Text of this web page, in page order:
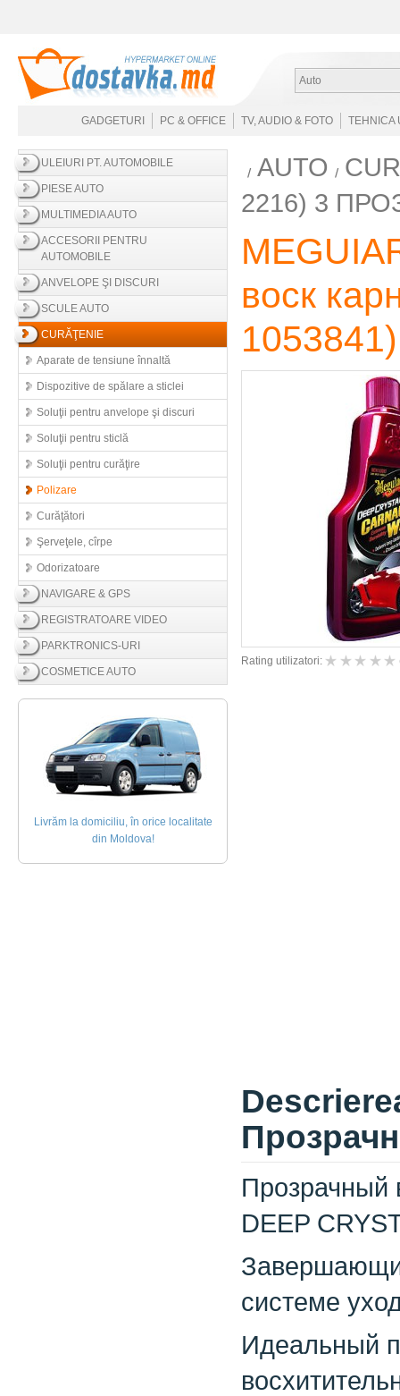
Auto
GADGETURI PC & OFFICE TV, AUDIO & FOTO TEHNICA
ULEIURI PT. AUTOMOBILE
PIESE AUTO
MULTIMEDIA AUTO
ACCESORII PENTRU
AUTOMOBILE
ANVELOPE ŞI DISCURI
SCULE AUTO
CURĂŢENIE
Aparate de tensiune înnaltă
Dispozitive de spălare a sticlei
Soluţii pentru anvelope şi discuri
Soluţii pentru sticlă
Soluţii pentru curăţire
Polizare
Curăţători
Şerveţele, cîrpe
Odorizatoare
NAVIGARE & GPS
REGISTRATOARE VIDEO
PARKTRONICS-URI
COSMETICE AUTO
Livrăm la domiciliu, în orice localitate
din Moldova!
AUTO
2216) 3
воск
1053841)
Rating utilizatori:
Прозрачный
DEEP
системе
Идеальный